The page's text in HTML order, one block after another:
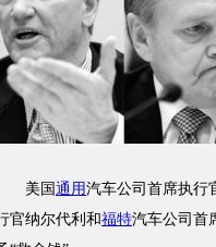
国 通用汽车公司首席执行
官纳尔代利和福特汽车公司首